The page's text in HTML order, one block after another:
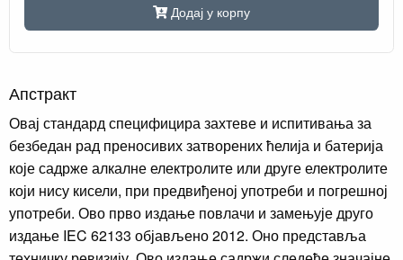
Додај у корпу
Апстракт
Овај стандард специфицира захтеве и испитивања за
безбедан рад преносивих затворених ћелија и батерија
које садрже алкалне електролите или друге електролите
који нису кисели, при предвиђеној употреби и погрешној
употреби. Ово прво издање повлачи и замењује друго
издање IEC 62133 објављено 2012. Оно представља